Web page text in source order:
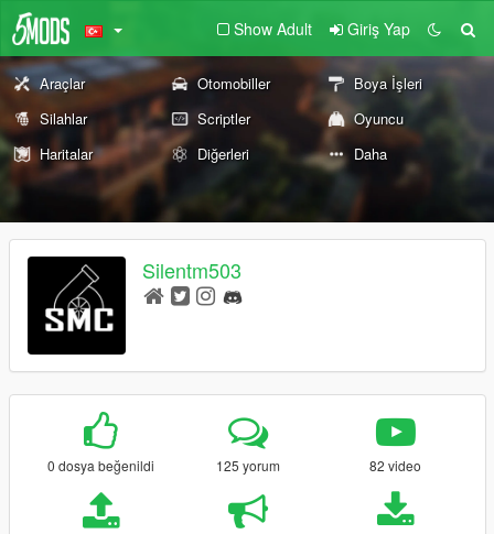
Show Adult Giriş Yap
Araçlar Otomobiller
Boya İşleri
Silahlar
Scriptler
Oyuncu
Haritalar
Diğerleri Daha
Silentm503
0 dosya beğenildi 125 yorum 82 video